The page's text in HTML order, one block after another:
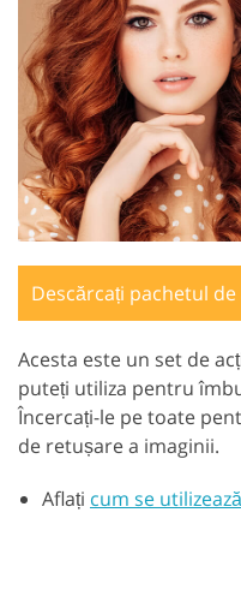
Descărcați pachetul
Acesta este un set de
puteți utiliza pentru
Încercați-le pe toate
de retușare a imaginii.
Aflați cum se